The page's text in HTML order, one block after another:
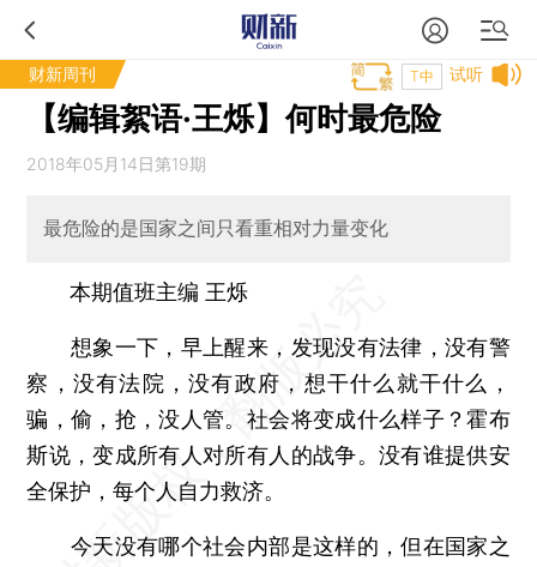
财新周刊 试听
T中
【编辑絮语·王烁】何时最危险
2018年05月14日第19期
最危险的是国家之间只看重相对力量变化
本期值班主编 王烁
想象一下，早上醒来，发现没有法律，没有警
察，没有法院，没有政府，想干什么就干什么，
骗，偷，抢，没人管。社会将变成什么样子？霍布
斯说，变成所有人对所有人的战争。没有谁提供安
全保护，每个人自力救济。
今天没有哪个社会内部是这样的，但在国家之